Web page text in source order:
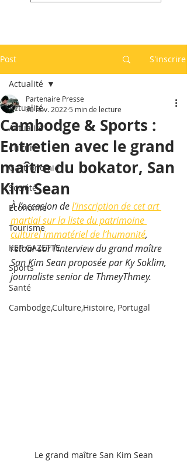
Post S'inscrire
Actualité
Actualité
Culture
Gastronomie
Société
Economie
Tourisme
KEP GAZETTE
Sports
Santé
Cambodge,Culture,Histoire, Portugal
Actualité
Cambodge & Sports :
Entretien avec le grand
maître du bokator, San
Kim Sean
Partenaire Presse
30 nov. 2022 5 min de lecture
À l’occasion de l’inscription de cet art
martial sur la liste du patrimoine
culturel immatériel de l’humanité,
retour sur l’interview du grand maître
San Kim Sean proposée par Ky Soklim,
journaliste senior de ThmeyThmey.
Le grand maître San Kim Sean